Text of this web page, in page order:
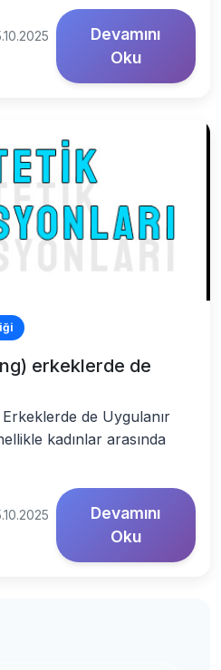
Devamını
Oku
erkeklerde de
de Uygulanır
kadınlar arasında
Devamını
Oku